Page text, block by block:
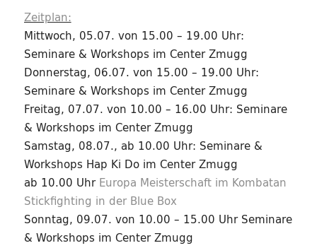
Zeitplan:
Mittwoch, 05.07. von 15.00 – 19.00 Uhr:
Seminare & Workshops im Center Zmugg
Donnerstag, 06.07. von 15.00 – 19.00 Uhr:
Seminare & Workshops im Center Zmugg
Freitag, 07.07. von 10.00 – 16.00 Uhr: Seminare
& Workshops im Center Zmugg
Samstag, 08.07., ab 10.00 Uhr: Seminare &
Workshops Hap Ki Do im Center Zmugg
ab 10.00 Uhr Europa Meisterschaft im Kombatan
Stickfighting in der Blue Box
Sonntag, 09.07. von 10.00 – 15.00 Uhr Seminare
& Workshops im Center Zmugg